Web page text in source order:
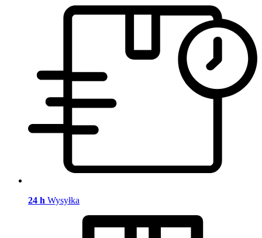
24 h Wysyłka